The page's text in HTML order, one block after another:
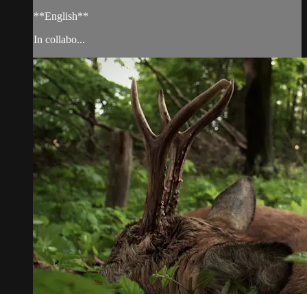
**English**
In collabo...